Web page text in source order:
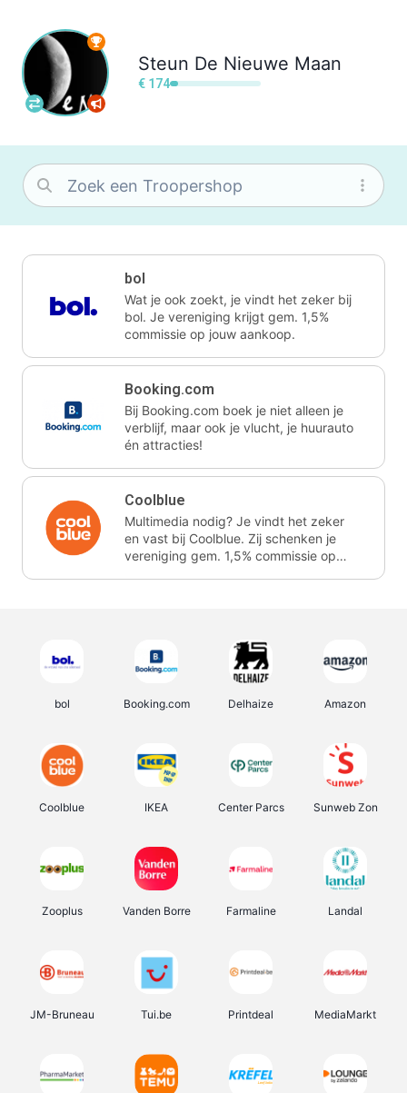
Steun De Nieuwe Maan
€ 174
bol
Wat je ook zoekt, je vindt het zeker bij
bol. Je vereniging krijgt gem. 1,5%
commissie op jouw aankoop.
Booking.com
Bij Booking.com boek je niet alleen je
verblijf, maar ook je vlucht, je huurauto
én attracties!
Coolblue
Multimedia nodig? Je vindt het zeker
en vast bij Coolblue. Zij schenken je
vereniging gem. 1,5% commissie op
bol Booking.com Delhaize Amazon
Coolblue IKEA Center Parcs Sunweb Zon
Zooplus Vanden Borre Farmaline Landal
JM-Bruneau Tui.be Printdeal MediaMarkt